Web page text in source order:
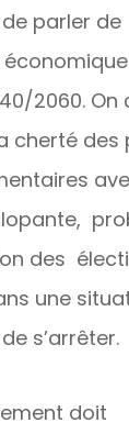
parler de
2060. On
cherté des
des
une
s’arrêter.
doit